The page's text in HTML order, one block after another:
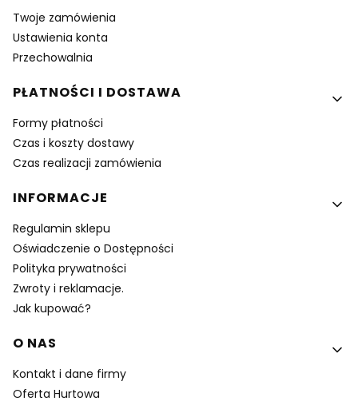
Twoje zamówienia
Ustawienia konta
Przechowalnia
PŁATNOŚCI I DOSTAWA
Formy płatności
Czas i koszty dostawy
Czas realizacji zamówienia
INFORMACJE
Regulamin sklepu
Oświadczenie o Dostępności
Polityka prywatności
Zwroty i reklamacje.
Jak kupować?
O NAS
Kontakt i dane firmy
Oferta Hurtowa